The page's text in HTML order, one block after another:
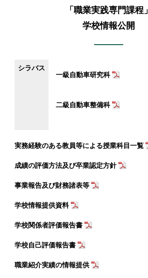
「職業実践専門課程」
学校情報公開
シラバス
一級自動車研究科
二級自動車整備科
実務経験のある教員等による授業科目一覧
成績の評価方法及び卒業認定方針
事業報告及び財務諸表等
学校情報提供資料
学校関係者評価報告書
学校自己評価報告書
職業紹介実績の情報提供